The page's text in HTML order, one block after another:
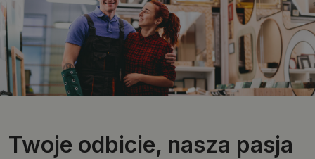
Twoje odbicie, nasza pasja